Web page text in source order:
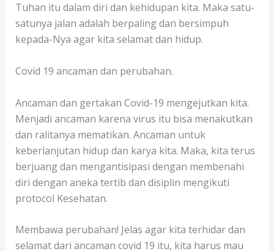
Tuhan itu dalam diri dan kehidupan kita. Maka satu-
satunya jalan adalah berpaling dan bersimpuh
kepada-Nya agar kita selamat dan hidup.
Covid 19 ancaman dan perubahan.
Ancaman dan gertakan Covid-19 mengejutkan kita.
Menjadi ancaman karena virus itu bisa menakutkan
dan ralitanya mematikan. Ancaman untuk
keberlanjutan hidup dan karya kita. Maka, kita terus
berjuang dan mengantisipasi dengan membenahi
diri dengan aneka tertib dan disiplin mengikuti
protocol Kesehatan.
Membawa perubahan! Jelas agar kita terhidar dan
selamat dari ancaman covid 19 itu, kita harus mau